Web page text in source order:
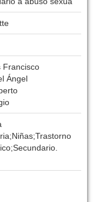
Francisco
Ángel